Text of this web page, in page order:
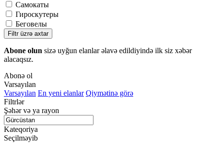
Самокаты
Гироскутеры
Беговелы
Filtr üzrə axtar
Abone olun sizə uyğun elanlar əlavə edildiyində ilk siz xəbər
alacaqsız.
Abonə ol
Varsayılan
Varsayılan En yeni elanlar Qiymətinə görə
Filtrlər
Şəhər və ya rayon
Kateqoriya
Seçilməyib